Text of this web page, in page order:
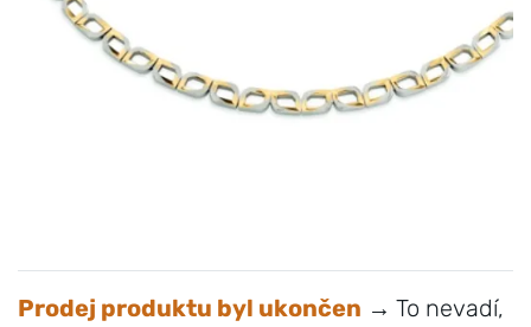
Prodej produktu byl ukončen → To nevadí,